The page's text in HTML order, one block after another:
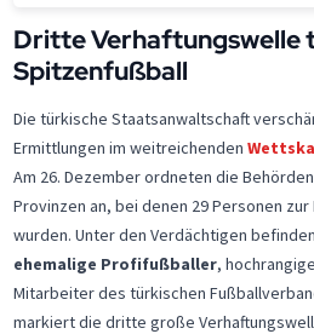
Dritte
Spitzenfußball
Die türkische Staatsanwaltschaft
Ermittlungen im weitreichenden
Am 26. Dezember ordneten die
Provinzen an, bei denen 29 Personen
wurden. Unter den Verdächtigen
ehemalige Profifußballer,
Mitarbeiter des türkischen
markiert die dritte große